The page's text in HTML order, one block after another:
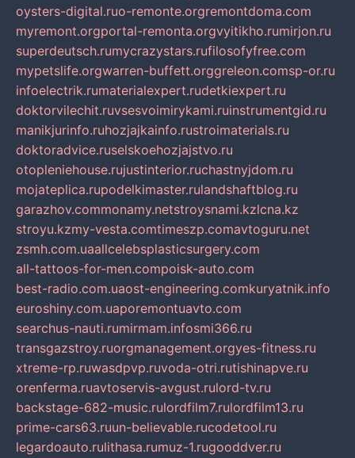
oysters-digital.ruo-remonte.orgremontdoma.com
myremont.orgportal-remonta.orgvyitikho.rumirjon.ru
superdeutsch.rumycrazystars.rufilosofyfree.com
mypetslife.orgwarren-buffett.orggreleon.comsp-or.ru
infoelectrik.rumaterialexpert.rudetkiexpert.ru
doktorvilechit.ruvsesvoimirykami.ruinstrumentgid.ru
manikjurinfo.ruhozjajkainfo.rustroimaterials.ru
doktoradvice.ruselskoehozjajstvo.ru
otopleniehouse.rujustinterior.ruchastnyjdom.ru
mojateplica.rupodelkimaster.rulandshaftblog.ru
garazhov.commonamy.netstroysnami.kzlcna.kz
stroyu.kzmy-vesta.comtimeszp.comavtoguru.net
zsmh.com.uaallcelebsplasticsurgery.com
all-tattoos-for-men.compoisk-auto.com
best-radio.com.uaost-engineering.comkuryatnik.info
euroshiny.com.uaporemontuavto.com
searchus-nauti.rumirmam.infosmi366.ru
transgazstroy.ruorgmanagement.orgyes-fitness.ru
xtreme-rp.ruwasdpvp.ruvoda-otri.rutishinapve.ru
orenferma.ruavtoservis-avgust.rulord-tv.ru
backstage-682-music.rulordfilm7.rulordfilm13.ru
prime-cars63.ruun-believable.rucodetool.ru
legardoauto.rulithasa.rumuz-1.rugooddver.ru